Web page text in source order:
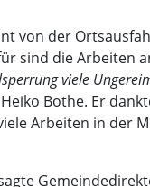
von der
sind die Arbeiten
viele
Bothe. Er
Arbeiten in der